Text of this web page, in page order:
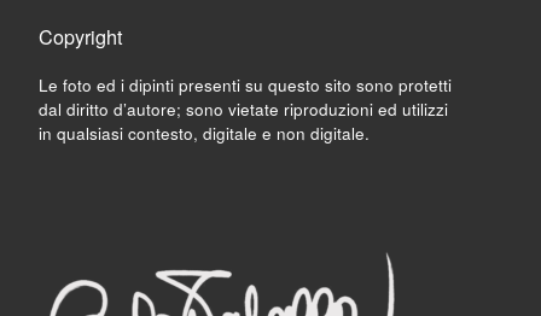
Copyright
Le foto ed i dipinti presenti su questo sito sono protetti
dal diritto d’autore; sono vietate riproduzioni ed utilizzi
in qualsiasi contesto, digitale e non digitale.